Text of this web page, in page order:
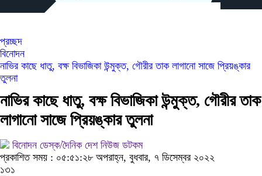
প্রচ্ছদ
বিনোদন
নাভির কাছে ধাতু, বক্ষ বিভাজিকা উন্মুক্ত, গৌরীর তাক লাগানো সাজে প্রিয়ঙ্কার
তুলনা
নাভির কাছে ধাতু, বক্ষ বিভাজিকা উন্মুক্ত, গৌরীর তাক
লাগানো সাজে প্রিয়ঙ্কার তুলনা
বিনোদন ডেস্ক/দৈনিক দেশ নিউজ ডটকম
প্রকাশিত সময় : ০৫:৫১:২৮ অপরাহ্ন, বুধবার, ৭ ডিসেম্বর ২০২২
১৩১